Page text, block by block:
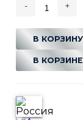
- +
В КОРЗИНУ
В КОРЗИНЕ